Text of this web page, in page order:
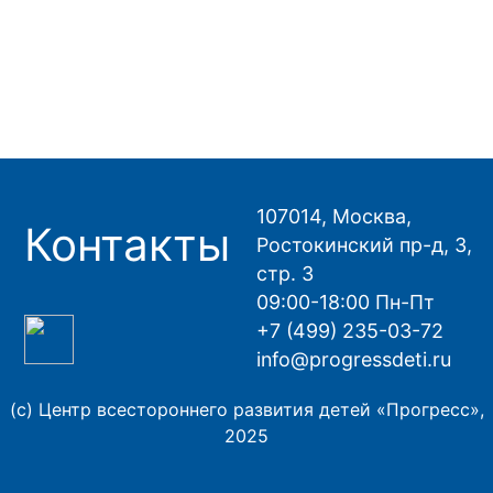
Контакты
107014, Москва,
Ростокинский пр-д, 3,
стр. 3
09:00-18:00 Пн-Пт
+7 (499) 235-03-72
info@progressdeti.ru
(с) Центр всестороннего развития детей «Прогресс»,
2025